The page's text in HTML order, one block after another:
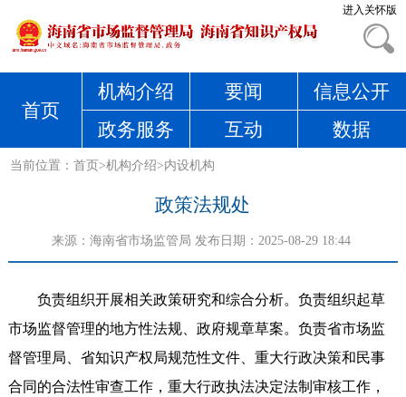
进入关怀版
首页
机构介绍 要闻
信息公开
政务服务
互动 数据
当前位置：首页>机构介绍>内设机构
政策法规处
来源： 海南省市场监管局 发布日期：2025-08-29 18:44
负责组织开展相关政策研究和综合分析。负责组织起草
市场监督管理的地方性法规、政府规章草案。负责省市场监
督管理局、省知识产权局规范性文件、重大行政决策和民事
合同的合法性审查工作，重大行政执法决定法制审核工作，